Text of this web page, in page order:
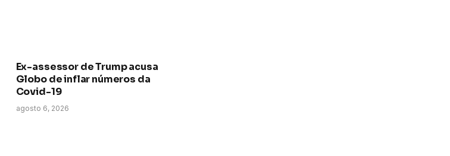
Ex-assessor de Trump acusa
Globo de inflar números da
Covid-19
agosto 6, 2026